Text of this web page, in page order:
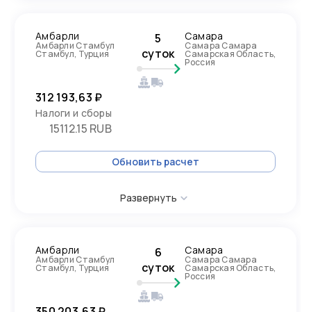
Амбарли
Амбарли Стамбул
Стамбул, Турция
5
суток
Самара
Самара Самара
Самарская Область,
Россия
312 193,63 ₽
Налоги и сборы
15112.15 RUB
Обновить расчет
Развернуть
Амбарли
Амбарли Стамбул
Стамбул, Турция
6
суток
Самара
Самара Самара
Самарская Область,
Россия